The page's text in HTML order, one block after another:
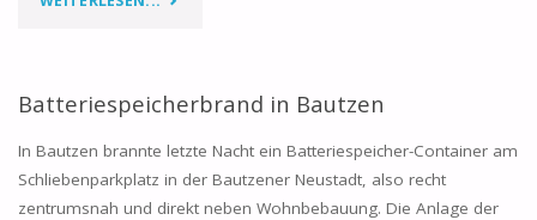
RHEINLAND-
PFALZ:
WAS
Batteriespeicherbrand in Bautzen
In Bautzen brannte letzte Nacht ein Batteriespeicher-Container am
Schliebenparkplatz in der Bautzener Neustadt, also recht
zentrumsnah und direkt neben Wohnbebauung. Die Anlage der